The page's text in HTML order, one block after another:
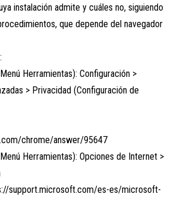
instalación admite y cuáles no, siguiendo
que depende del navegador
Herramientas): Configuración >
> Privacidad (Configuración de
chrome/answer/95647
Herramientas): Opciones de Internet >
support.microsoft.com/es-es/microsoft-